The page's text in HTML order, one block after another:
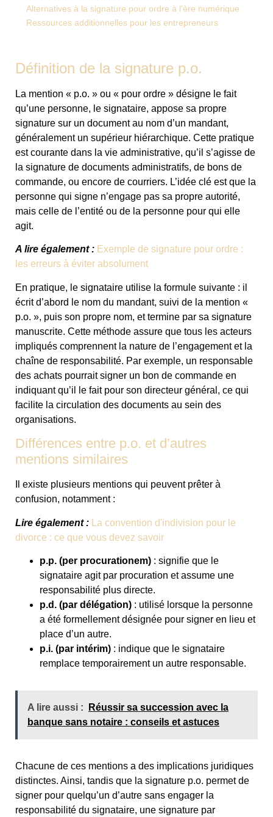
Alternatives à la signature pour ordre à l’ère numérique
Ressources additionnelles pour les entrepreneurs
Définition de la signature p.o.
La mention « p.o. » ou « pour ordre » désigne le fait
qu’une personne, le signataire, appose sa propre
signature sur un document au nom d’un mandant,
généralement un supérieur hiérarchique. Cette pratique
est courante dans la vie administrative, qu’il s’agisse de
la signature de documents administratifs, de bons de
commande, ou encore de courriers. L’idée clé est que la
personne qui signe n’engage pas sa propre autorité,
mais celle de l’entité ou de la personne pour qui elle
agit.
A lire également : Exemple de signature pour ordre :
les erreurs à éviter absolument
En pratique, le signataire utilise la formule suivante : il
écrit d’abord le nom du mandant, suivi de la mention «
p.o. », puis son propre nom, et termine par sa signature
manuscrite. Cette méthode assure que tous les acteurs
impliqués comprennent la nature de l’engagement et la
chaîne de responsabilité. Par exemple, un responsable
des achats pourrait signer un bon de commande en
indiquant qu’il le fait pour son directeur général, ce qui
facilite la circulation des documents au sein des
organisations.
Différences entre p.o. et d’autres
mentions similaires
Il existe plusieurs mentions qui peuvent prêter à
confusion, notamment :
Lire également :
La convention d'indivision pour le
divorce : ce que vous devez savoir
p.p. (per procurationem) : signifie que le
signataire agit par procuration et assume une
responsabilité plus directe.
p.d. (par délégation) : utilisé lorsque la personne
a été formellement désignée pour signer en lieu et
place d’un autre.
p.i. (par intérim) : indique que le signataire
remplace temporairement un autre responsable.
A lire aussi :
Réussir sa succession avec la
banque sans notaire : conseils et astuces
Chacune de ces mentions a des implications juridiques
distinctes. Ainsi, tandis que la signature p.o. permet de
signer pour quelqu’un d’autre sans engager la
responsabilité du signataire, une signature par